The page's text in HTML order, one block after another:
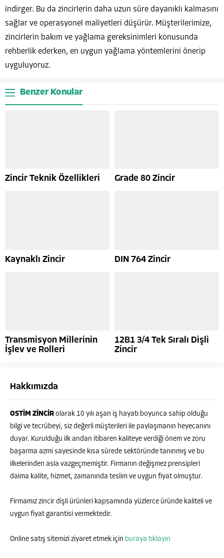
indirger. Bu da zincirlerin daha uzun süre dayanıklı kalmasını
sağlar ve operasyonel maliyetleri düşürür. Müşterilerimize,
zincirlerin bakım ve yağlama gereksinimleri konusunda
rehberlik ederken, en uygun yağlama yöntemlerini önerip
uyguluyoruz.
Benzer Konular
Zincir Teknik Özellikleri Grade 80 Zincir
Kaynaklı Zincir DIN 764 Zincir
Transmisyon Millerinin
İşlev ve Rolleri
12B1 3/4 Tek Sıralı Dişli
Zincir
Hakkımızda
OSTİM ZİNCİR olarak 10 yılı aşan iş hayatı boyunca sahip olduğu
bilgi ve tecrübeyi, siz değerli müşterileri ile paylaşmanın heyecanını
duyar. Kurulduğu ilk andan itibaren kaliteye verdiği önem ve zoru
başarma azmi sayesinde kısa sürede sektöründe tanınmış ve bu
ilkelerinden asla vazgeçmemiştir. Firmanın değişmez prensipleri
daima kalite, hizmet, zamanında teslim ve uygun fiyat olmuştur.
Firmamız zincir dişli ürünleri kapsamında yüzlerce üründe kaliteli ve
uygun fiyat garantisi vermektedir.
Online satış sitemizi ziyaret etmek için buraya tıklayın